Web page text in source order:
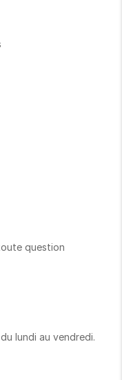
question
du lundi au vendredi.